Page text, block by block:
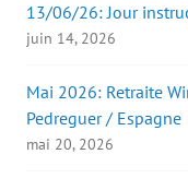
13/06/26: Jour
juin 14, 2026
Mai 2026: Retraite
Pedreguer / Espagne
mai 20, 2026